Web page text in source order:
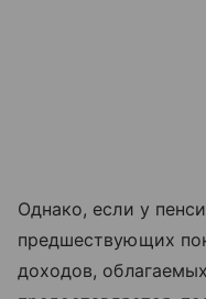
Однако, если у
предшествующих
доходов,